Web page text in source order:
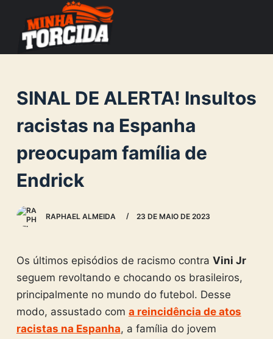
o
o
n
e
SINAL DE ALERTA! Insultos
racistas na Espanha
preocupam família de
Endrick
RAPHAEL ALMEIDA 23 DE MAIO DE 2023
Os últimos episódios de racismo contra Vini Jr
seguem revoltando e chocando os brasileiros,
principalmente no mundo do futebol. Desse
modo, assustado com a reincidência de atos
racistas na Espanha, a família do jovem